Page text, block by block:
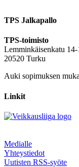
TPS Jalkapallo
TPS-toimisto
Lemminkäisenkatu
20520 Turku
Auki sopimuksen
Linkit
Medialle
Yhteystiedot
Uutisten RSS-syöte